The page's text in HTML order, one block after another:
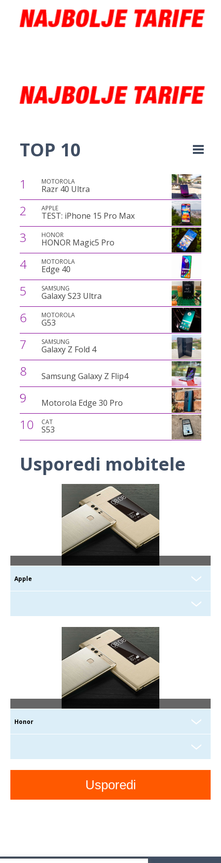
TOP 10
1 MOTOROLA
Razr 40 Ultra
2 APPLE
TEST: iPhone 15 Pro Max
3 HONOR
HONOR Magic5 Pro
4 MOTOROLA
Edge 40
5 SAMSUNG
Galaxy S23 Ultra
6 MOTOROLA
G53
7 SAMSUNG
Galaxy Z Fold 4
8 Samsung Galaxy Z Flip4
9 Motorola Edge 30 Pro
10 CAT
S53
Usporedi mobitele